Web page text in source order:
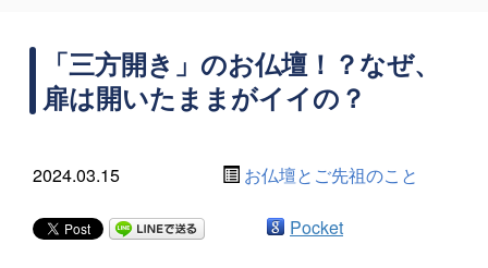
「三方開き」のお仏壇！？なぜ、
扉は開いたままがイイの？
2024.03.15 お仏壇とご先祖のこと
Pocket